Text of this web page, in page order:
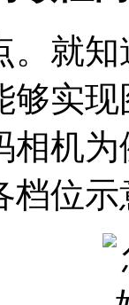
。就
够实
相机
档位